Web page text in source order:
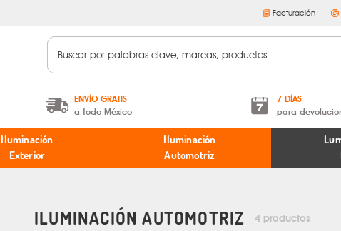
Facturación
ENVÍO GRATIS
a todo México
A partir de $599 MXN.
* Aplican restricciones
7 DÍAS
para
Términos y condiciones
Políticas de
Iluminación
Exterior
Iluminación
Automotriz
ILUMINACIÓN AUTOMOTRIZ 4 productos